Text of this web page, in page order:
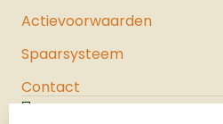
Actievoorwaarden
Spaarsysteem
Contact
Jachtloods